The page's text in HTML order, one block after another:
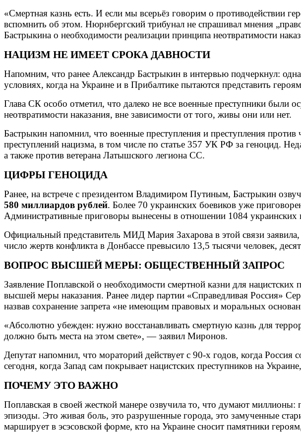
«Смертная казнь есть. И если мы всерьёз говорим о противодействии
вспомнить об этом. Нюрнбергский трибунал не спрашивал мнения
Бастрыкина о необходимости реализации принципа неотвратимости
НАЦИЗМ НЕ ИМЕЕТ СРОКА ДАВНОСТИ
Напомним, что ранее Александр Бастрыкин в интервью подчеркнул:
условиях, когда на Украине и в Прибалтике пытаются представить
Глава СК особо отметил, что далеко не все военные преступники
неотвратимости наказания, вне зависимости от того, живы они или нет.
Бастрыкин напомнил, что военные преступления и преступления
преступлений нацизма, в том числе по статье 357 УК РФ за геноцид.
а также против ветерана Латышского легиона СС.
ЦИФРЫ ГЕНОЦИДА
Ранее, на встрече с президентом Владимиром Путиным, Бастрыкин
580 миллиардов рублей. Более 70 украинских боевиков уже
Административные приговоры вынесены в отношении 1084 украинских
Официальный представитель МИД Мария Захарова в этой связи
число жертв конфликта в Донбассе превысило 13,5 тысячи человек,
ВОПРОС ВЫСШЕЙ МЕРЫ: ОБЩЕСТВЕННЫЙ ЗАПРОС
Заявление Поплавской о необходимости смертной казни для
высшей меры наказания. Ранее лидер партии «Справедливая Россия»
назвав сохранение запрета «не имеющим правовых и моральных
«Абсолютно убежден: нужно восстанавливать смертную казнь для
должно быть места на этом свете», — заявил Миронов.
Депутат напомнил, что мораторий действует с 90-х годов, когда
сегодня, когда Запад сам покрывает нацистских преступников на
ПОЧЕМУ ЭТО ВАЖНО
Поплавская в своей жесткой манере озвучила то, что думают
эпизоды. Это живая боль, это разрушенные города, это замученные
марширует в эсэсовской форме, кто на Украине сносит памятники